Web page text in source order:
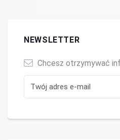
NEWSLETTER
Chcesz otrzymywać